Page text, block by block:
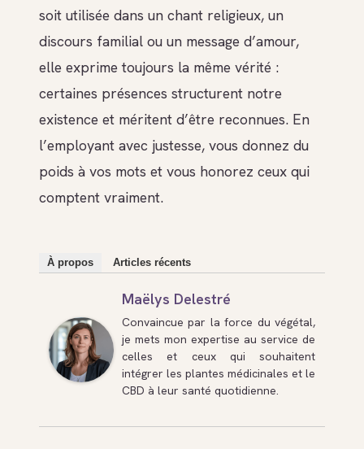
soit utilisée dans un chant religieux, un
discours familial ou un message d’amour,
elle exprime toujours la même vérité :
certaines présences structurent notre
existence et méritent d’être reconnues. En
l’employant avec justesse, vous donnez du
poids à vos mots et vous honorez ceux qui
comptent vraiment.
À propos Articles récents
Maëlys Delestré
Convaincue par la force du végétal,
je mets mon expertise au service de
celles et ceux qui souhaitent
intégrer les plantes médicinales et le
CBD à leur santé quotidienne.